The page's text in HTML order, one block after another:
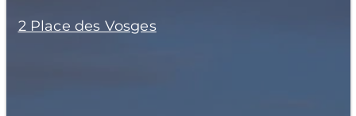
2 Place des Vosges